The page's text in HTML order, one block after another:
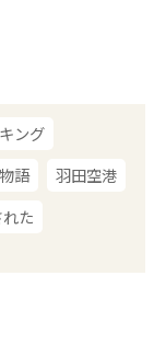
ング
語
羽田空港
た